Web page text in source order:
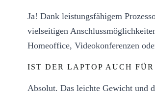
Ja! Dank leistungsfähigem
vielseitigen
Homeoffice, Videokonferenzen
IST DER LAPTOP AUCH
Absolut. Das leichte Gewicht und